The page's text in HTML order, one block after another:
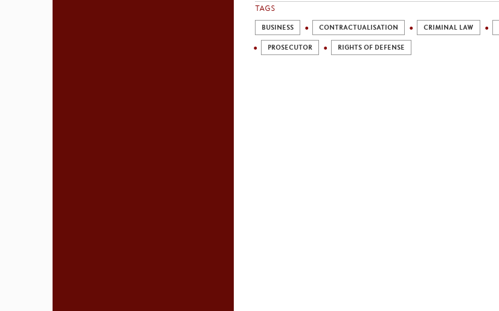
TAGS
BUSINESS CONTRACTUALISATION CRIMINAL LAW
PROSECUTOR RIGHTS OF DEFENSE